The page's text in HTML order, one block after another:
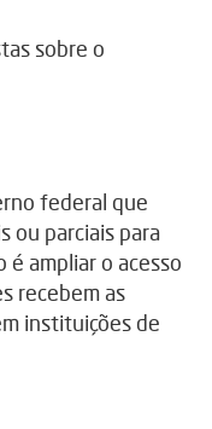
sobre o
federal que
ou parciais para
é ampliar o acesso
recebem as
instituições de